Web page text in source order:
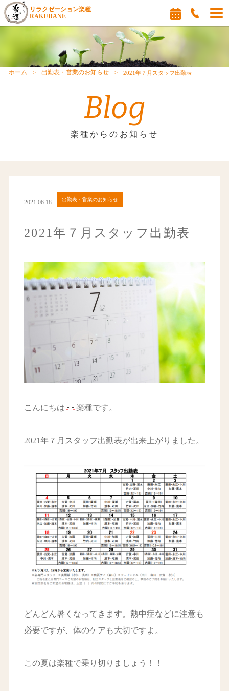
リラクゼーション楽種
RAKUDANE
ホーム 出勤表・営業のお知らせ 2021年７月スタッフ出勤表
Blog
楽種からのお知らせ
2021.06.18 出勤表・営業のお知らせ
2021年７月スタッフ出勤表
こんにちは 楽種です。
2021年７月スタッフ出勤表が出来上がりました。
どんどん暑くなってきます。熱中症などに注意も
必要ですが、体のケアも大切ですよ。
この夏は楽種で乗り切りましょう！！